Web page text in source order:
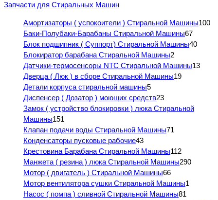
Запчасти для Стиральных Машин
Амортизаторы ( успокоители ) Стиральной Машины100
Баки-Полубаки-Барабаны Стиральной Машины67
Блок подшипник ( Суппорт) Стиральной Машины40
Блокиратор барабана Стиральной Машины2
Датчики-термосенсоры NTC Стиральной Машины13
Дверца ( Люк ) в сборе Стиральной Машины19
Детали корпуса стиральной машины5
Диспенсер ( Дозатор ) моющих средств23
Замок ( устройство блокировки ) люка Стиральной
Машины151
Клапан подачи воды Стиральной Машины71
Конденсаторы пусковые рабочие43
Крестовина Барабана Стиральной Машины112
Манжета ( резина ) люка Стиральной Машины290
Мотор ( двигатель ) Стиральной Машины66
Мотор вентилятора сушки Стиральной Машины1
Насос ( помпа ) сливной Стиральной Машины81